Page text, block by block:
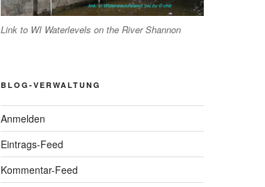
Link to WI Waterlevels on the River Shannon
BLOG-VERWALTUNG
Anmelden
Eintrags-Feed
Kommentar-Feed